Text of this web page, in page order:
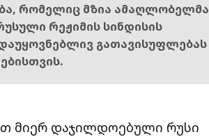
რომელიც მზია ამაღლობელმა
რეჟიმის სინდისის
გათავისუფლებას
მიერ დაჯილდოებული რუსი